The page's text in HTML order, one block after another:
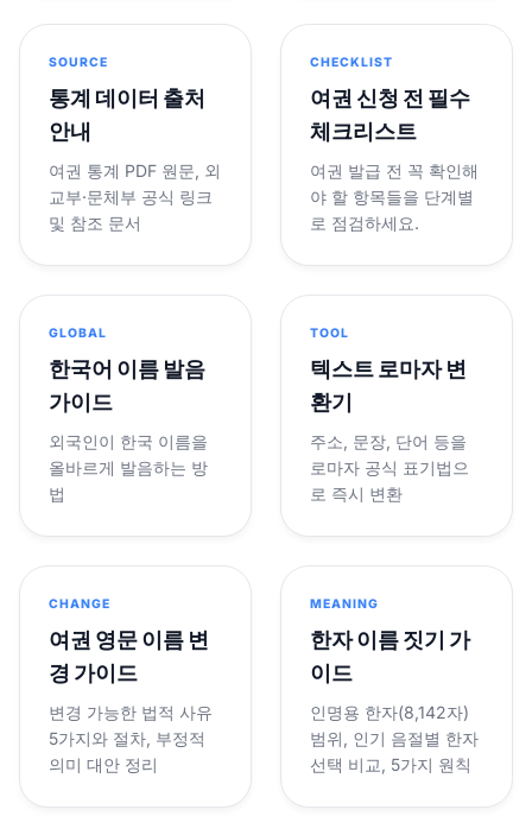
SOURCE
통계 데이터 출처
안내
여권 통계 PDF 원문, 외
교부·문체부 공식 링크
및 참조 문서
CHECKLIST
여권 신청 전 필수
체크리스트
여권 발급 전 꼭 확인해
야 할 항목들을 단계별
로 점검하세요.
GLOBAL
한국어 이름 발음
가이드
외국인이 한국 이름을
올바르게 발음하는 방
법
TOOL
텍스트 로마자 변
환기
주소, 문장, 단어 등을
로마자 공식 표기법으
로 즉시 변환
CHANGE
여권 영문 이름 변
경 가이드
변경 가능한 법적 사유
5가지와 절차, 부정적
의미 대안 정리
MEANING
한자 이름 짓기 가
이드
인명용 한자(8,142자)
범위, 인기 음절별 한자
선택 비교, 5가지 원칙